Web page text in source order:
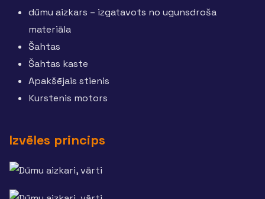
dūmu aizkars – izgatavots no ugunsdroša
materiāla
Šahtas
Šahtas kaste
Apakšējais stienis
Kurstenis motors
Izvēles princips